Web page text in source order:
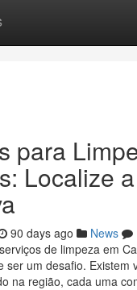
para
Localize
90 days ago News
de limpeza em
ser um desafio. Existem
na região, cada uma